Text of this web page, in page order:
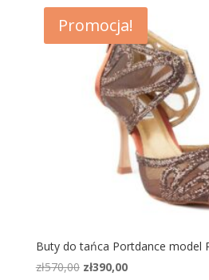
Promocja!
Buty do tańca Portdance model
zł570,00 Pierwotna
zł390,00Aktualna